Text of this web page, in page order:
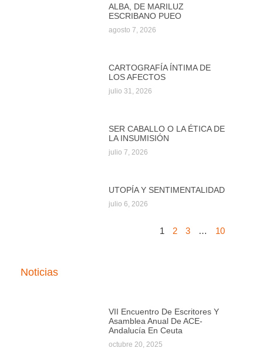
ALBA, DE MARILUZ
ESCRIBANO PUEO
agosto 7, 2026
CARTOGRAFÍA ÍNTIMA DE
LOS AFECTOS
julio 31, 2026
SER CABALLO O LA ÉTICA DE
LA INSUMISIÓN
julio 7, 2026
UTOPÍA Y SENTIMENTALIDAD
julio 6, 2026
1 2 3 … 10
Noticias
VII Encuentro De Escritores Y
Asamblea Anual De ACE-
Andalucía En Ceuta
octubre 20, 2025